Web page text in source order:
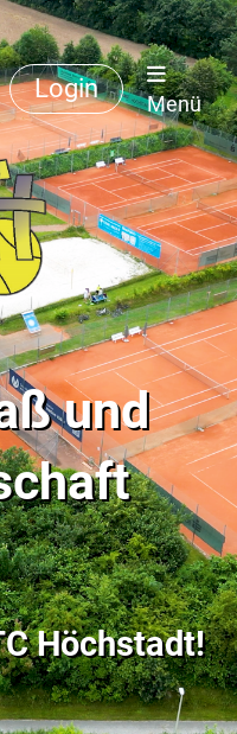
Login
Menü
und
Höchstadt!